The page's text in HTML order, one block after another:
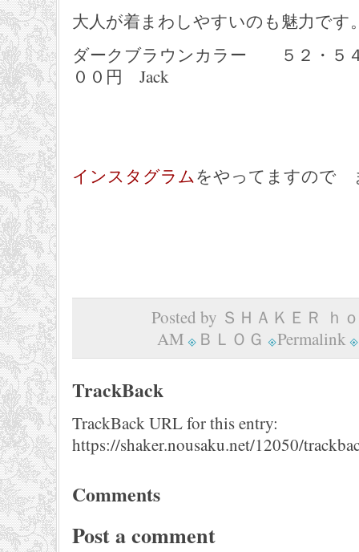
大人が着まわしやすいのも魅力です
ダークブラウンカラー ５２・
００円 Jack
インスタグラムをやってますので
Posted by ＳＨＡＫＥＲ ｈ
AM
ＢＬＯＧ Permalink
TrackBack
TrackBack URL for this entry:
https://shaker.nousaku.net/12050/
Comments
Post a comment